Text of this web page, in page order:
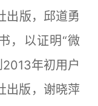
出版，邱道勇
，以证明“微
年初用户
出版，谢晓萍